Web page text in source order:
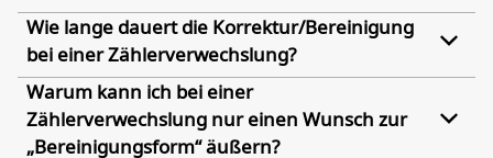
Wie lange dauert die Korrektur/Bereinigung
bei einer Zählerverwechslung?
Warum kann ich bei einer
Zählerverwechslung nur einen Wunsch zur
„Bereinigungsform“ äußern?